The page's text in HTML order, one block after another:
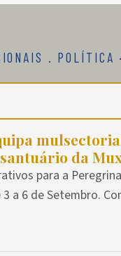
. POLÍTICA
da
para a
a 6 de Setembro.